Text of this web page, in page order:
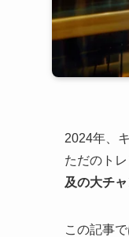
2024年、
ただのト
及の大チ
この記事